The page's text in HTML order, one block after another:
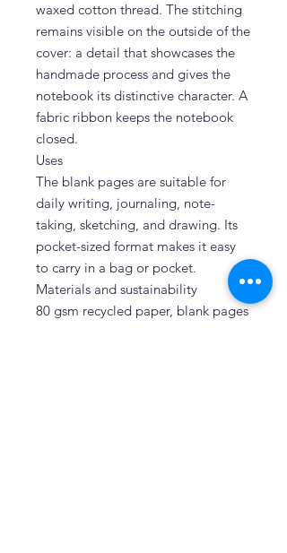
waxed cotton thread. The stitching
remains visible on the outside of the
cover: a detail that showcases the
handmade process and gives the
notebook its distinctive character. A
fabric ribbon keeps the notebook
closed.
Uses
The blank pages are suitable for
daily writing, journaling, note-
taking, sketching, and drawing. Its
pocket-sized format makes it easy
to carry in a bag or pocket.
Materials and sustainability
80 gsm recycled paper, blank pages